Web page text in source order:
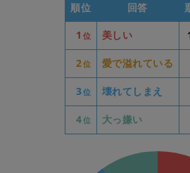
順位 回答
1 位 美しい
2位 愛で溢れている
3位 壊れてしまえ
4位 大っ嫌い